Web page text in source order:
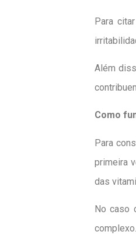
Para
Além
Como
Para
primeira
das
No caso